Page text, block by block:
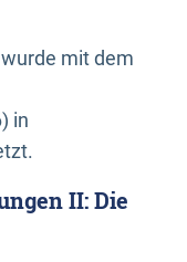
mit dem
in
II: Die